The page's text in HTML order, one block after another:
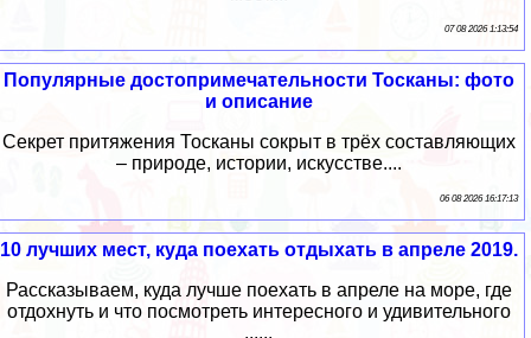
07 08 2026 1:13:54
Популярные достопримечательности Тосканы: фото
и описание
Секрет притяжения Тосканы сокрыт в трёх составляющих
– природе, истории, искусстве....
06 08 2026 16:17:13
10 лучших мест, куда поехать отдыхать в апреле 2019.
Рассказываем, куда лучше поехать в апреле на море, где
отдохнуть и что посмотреть интересного и удивительного
......